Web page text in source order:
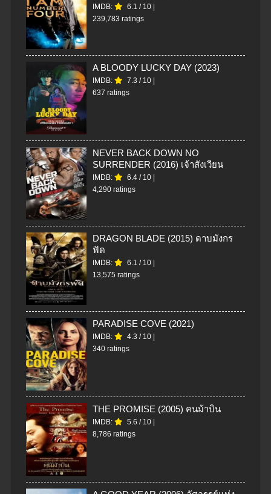
IMDB: 6.1 / 10
239,783 ratings
A BLOODY LUCKY DAY (2023)
IMDB: 7.3 / 10
637 ratings
NEVER BACK DOWN NO
SURRENDER (2016) เจ้าสังเวียน
IMDB: 6.4 / 10
4,290 ratings
DRAGON BLADE (2015) ดาบมังกร
ฟัด
IMDB: 6.1 / 10
13,575 ratings
PARADISE COVE (2021)
IMDB: 4.3 / 10
340 ratings
THE PROMISE (2005) คนม้าบิน
IMDB: 5.6 / 10
8,786 ratings